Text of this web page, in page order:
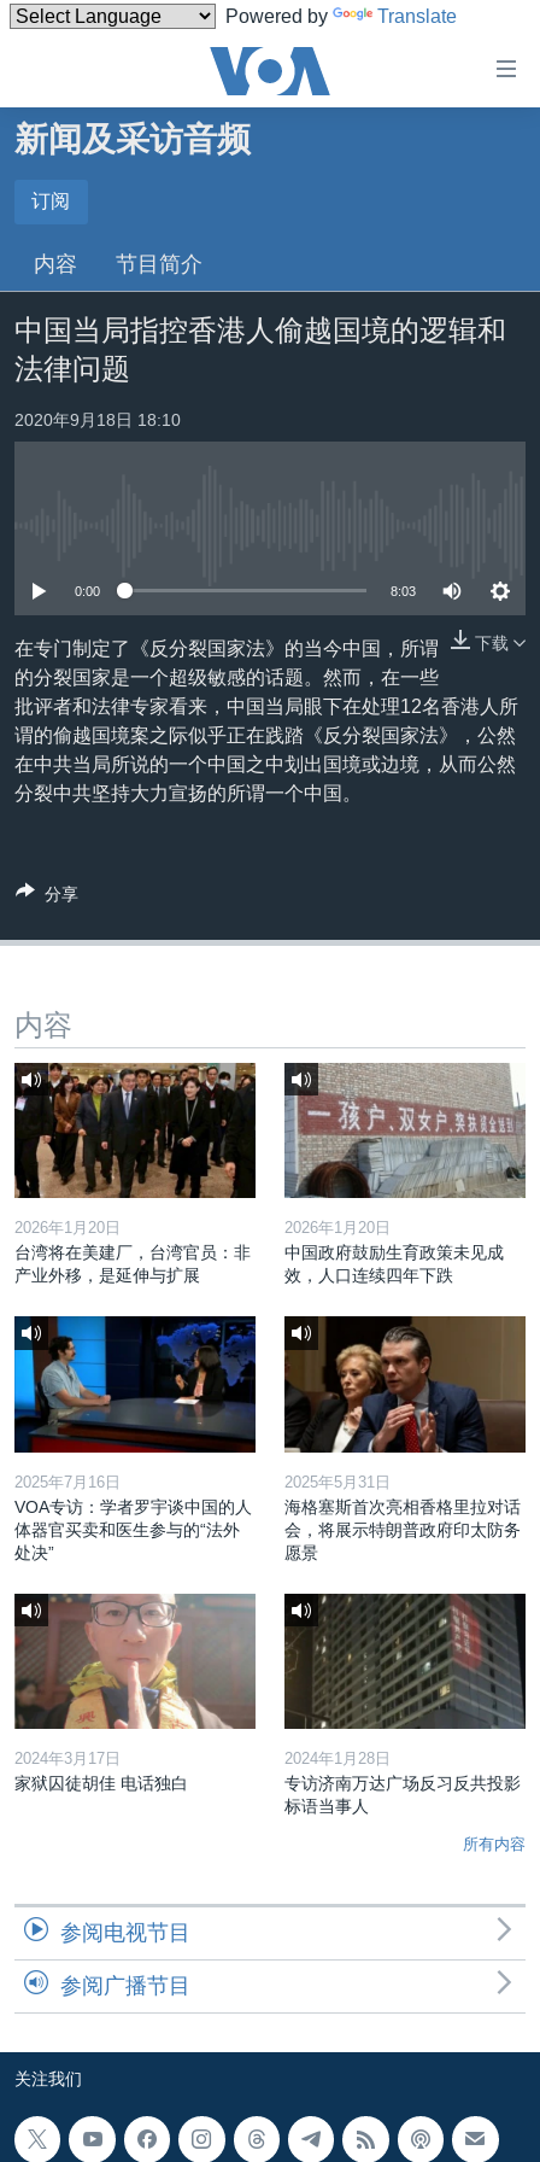
Powered by Translate
碍
链
到
内
容
跳
转
到
检
索
主页
美国
台湾
港澳
国际
最新国际新闻
非洲
美洲
全球议题
分类新闻
军事
劳工
环境
国会报道
美中关系
美国建国250周年
埃博拉疫情
美国之音专访
重要讲话与声明
南中国海争端
关注西藏
GEN Z 看美国
VOA今日焦点
中文广播
关注我们
新闻及采访音频
订阅
订阅
内容 节目简介
中国当局指控香港人偷越国境的逻辑和
法律问题
2020年9月18日 18:10
0:00 8:03
下载
在专门制定了《反分裂国家法》的当今中国，所谓
的分裂国家是一个超级敏感的话题。然而，在一些
批评者和法律专家看来，中国当局眼下在处理12名香港人所
谓的偷越国境案之际似乎正在践踏《反分裂国家法》，公然
在中共当局所说的一个中国之中划出国境或边境，从而公然
分裂中共坚持大力宣扬的所谓一个中国。
分享
内容
2026年1月20日
台湾将在美建厂，台湾官员：非
产业外移，是延伸与扩展
2026年1月20日
中国政府鼓励生育政策未见成
效，人口连续四年下跌
2025年7月16日
VOA专访：学者罗宇谈中国的人
体器官买卖和医生参与的“法外
处决”
2025年5月31日
海格塞斯首次亮相香格里拉对话
会，将展示特朗普政府印太防务
愿景
2024年3月17日
家狱囚徒胡佳 电话独白
2024年1月28日
专访济南万达广场反习反共投影
标语当事人
所有内容
参阅电视节目
参阅广播节目
关注我们